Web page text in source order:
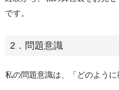
です。
2．問題意識
私の問題意識は、「どのよう